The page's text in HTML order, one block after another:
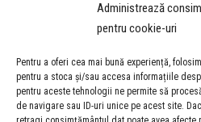
Administrează
pentru cookie-uri
Pentru a oferi cea mai bună experiență,
pentru a stoca și/sau accesa informațiile
pentru aceste tehnologii ne permite să
de navigare sau ID-uri unice pe acest site.
F
a
c
e
b
Y
u
t
u
ACCES NEVĂZĂTORI
Descărcați programul NonVisual